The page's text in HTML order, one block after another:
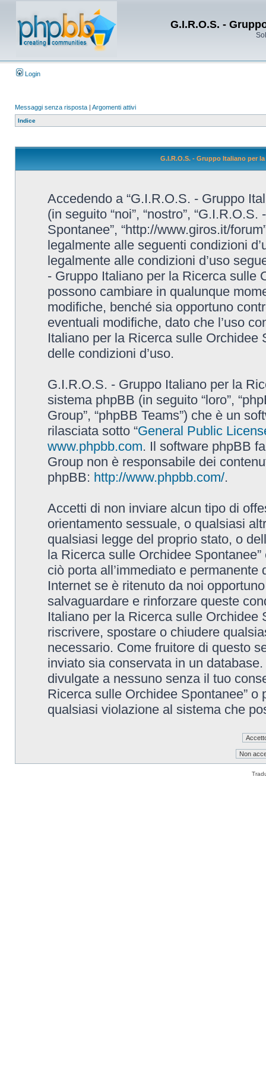
G.I.R.O.S. -
Login
Messaggi senza risposta | Argomenti attivi
Indice
G.I.R.O.S. - Gruppo Italiano per
Accedendo a “G.I.R.O.S. - Gruppo
(in seguito “noi”, “nostro”,
Spontanee”, “http://www.giros.it/
legalmente alle seguenti condizioni
legalmente alle condizioni d’uso
- Gruppo Italiano per la Ricerca sulle
possono cambiare in qualunque
modifiche, benché sia opportuno
eventuali modifiche, dato che l’uso
Italiano per la Ricerca sulle Orchidee
delle condizioni d’uso.
G.I.R.O.S. - Gruppo Italiano per la
sistema phpBB (in seguito “loro”,
Group”, “phpBB Teams”) che è un
rilasciata sotto “General Public
www.phpbb.com. Il software phpBB
Group non è responsabile dei
phpBB: http://www.phpbb.com/.
Accetti di non inviare alcun tipo di
orientamento sessuale, o qualsiasi
qualsiasi legge del proprio stato, o
la Ricerca sulle Orchidee
ciò porta all’immediato e
Internet se è ritenuto da noi
salvaguardare e rinforzare queste
Italiano per la Ricerca sulle Orchidee
riscrivere, spostare o chiudere
necessario. Come fruitore di questo
inviato sia conservata in un
divulgate a nessuno senza il tuo
Ricerca sulle Orchidee Spontanee”
qualsiasi violazione al sistema che